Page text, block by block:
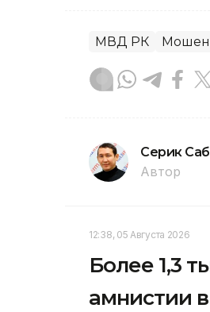
МВД РК
Серик
Автор
12:38, 05 Августа 2026
Более 1,3
амнистии